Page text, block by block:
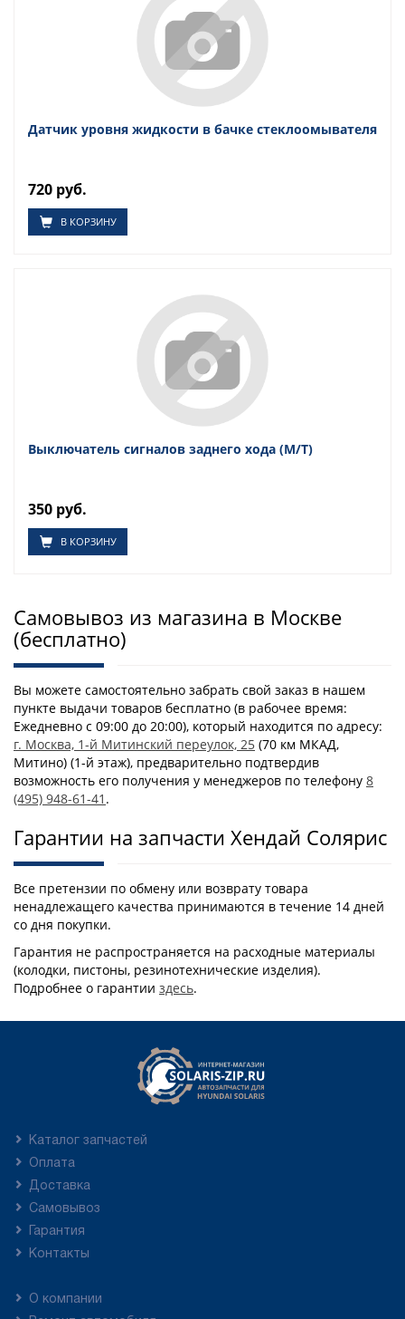
Датчик уровня жидкости в бачке стеклоомывателя
720 руб.
В КОРЗИНУ
Выключатель сигналов заднего хода (М/Т)
350 руб.
В КОРЗИНУ
Самовывоз из магазина в Москве
(бесплатно)
Вы можете самостоятельно забрать свой заказ в нашем
пункте выдачи товаров бесплатно (в рабочее время:
Ежедневно с 09:00 до 20:00), который находится по адресу:
г. Москва, 1-й Митинский переулок, 25 (70 км МКАД,
Митино) (1-й этаж), предварительно подтвердив
возможность его получения у менеджеров по телефону 8
(495) 948-61-41 .
Гарантии на запчасти Хендай Солярис
Все претензии по обмену или возврату товара
ненадлежащего качества принимаются в течение 14 дней
со дня покупки.
Гарантия не распространяется на расходные материалы
(колодки, пистоны, резинотехнические изделия).
Подробнее о гарантии здесь.
Каталог запчастей
Оплата
Доставка
Самовывоз
Гарантия
Контакты
О компании